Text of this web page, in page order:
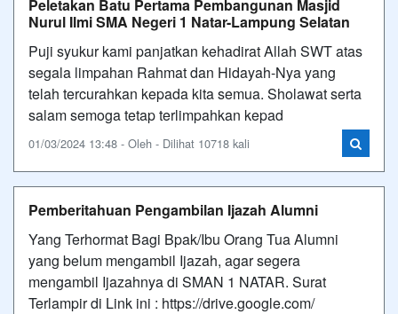
Peletakan Batu Pertama Pembangunan Masjid
Nurul Ilmi SMA Negeri 1 Natar-Lampung Selatan
Puji syukur kami panjatkan kehadirat Allah SWT atas
segala limpahan Rahmat dan Hidayah-Nya yang
telah tercurahkan kepada kita semua. Sholawat serta
salam semoga tetap terlimpahkan kepad
01/03/2024 13:48 - Oleh - Dilihat 10718 kali
Pemberitahuan Pengambilan Ijazah Alumni
Yang Terhormat Bagi Bpak/Ibu Orang Tua Alumni
yang belum mengambil Ijazah, agar segera
mengambil Ijazahnya di SMAN 1 NATAR. Surat
Terlampir di Link ini : https://drive.google.com/